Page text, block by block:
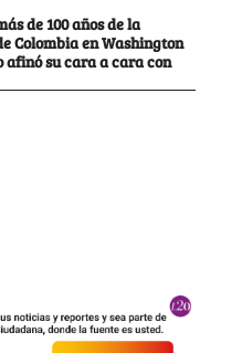
de 100 años de la
Colombia en Washington
afinó su cara a cara con